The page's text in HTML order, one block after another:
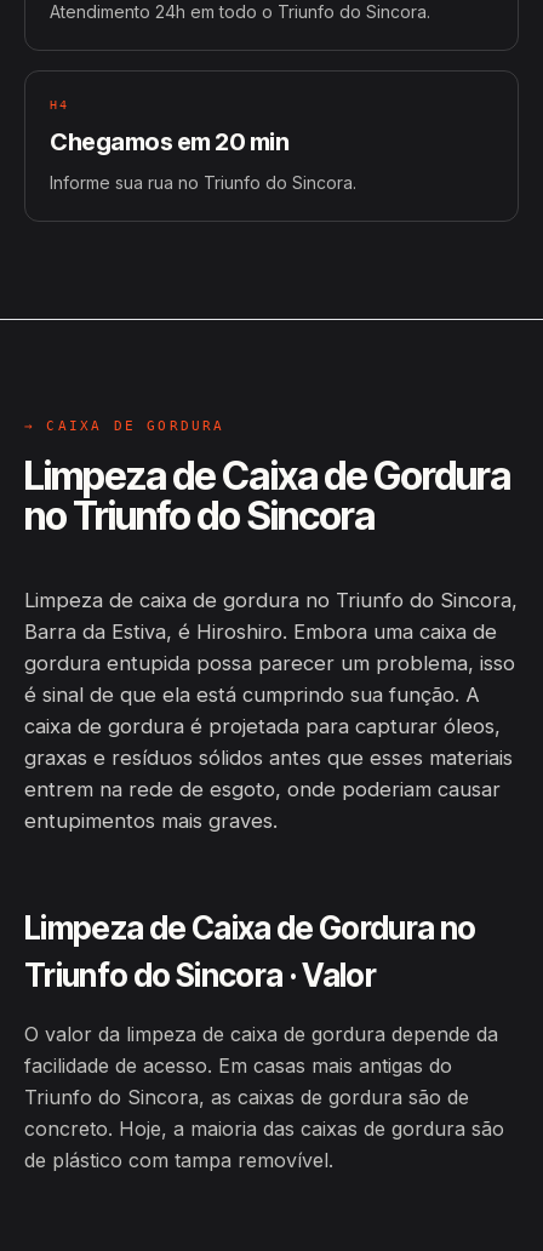
Atendimento 24h em todo o Triunfo do Sincora.
H4
Chegamos em 20 min
Informe sua rua no Triunfo do Sincora.
→ CAIXA DE GORDURA
Limpeza de Caixa de Gordura
no Triunfo do Sincora
Limpeza de caixa de gordura no Triunfo do Sincora,
Barra da Estiva, é Hiroshiro. Embora uma caixa de
gordura entupida possa parecer um problema, isso
é sinal de que ela está cumprindo sua função. A
caixa de gordura é projetada para capturar óleos,
graxas e resíduos sólidos antes que esses materiais
entrem na rede de esgoto, onde poderiam causar
entupimentos mais graves.
Limpeza de Caixa de Gordura no
Triunfo do Sincora · Valor
O valor da limpeza de caixa de gordura depende da
facilidade de acesso. Em casas mais antigas do
Triunfo do Sincora, as caixas de gordura são de
concreto. Hoje, a maioria das caixas de gordura são
de plástico com tampa removível.